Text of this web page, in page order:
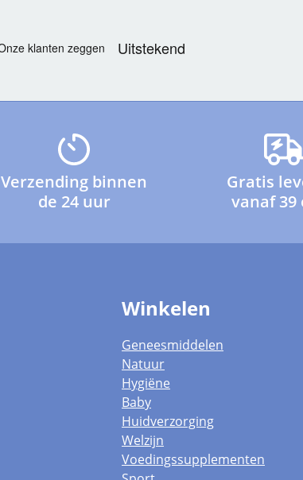
Verzending binnen
de 24 uur
Gratis
vanaf 39
Winkelen
Geneesmiddelen
Natuur
Hygiëne
Baby
Huidverzorging
Welzijn
Voedingssupplementen